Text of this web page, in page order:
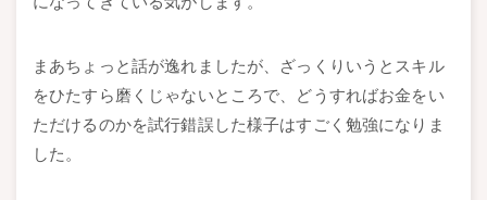
まあちょっと話が逸れましたが、ざっくりいうとスキル
をひたすら磨くじゃないところで、どうすればお金をい
ただけるのかを試行錯誤した様子はすごく勉強になりま
した。